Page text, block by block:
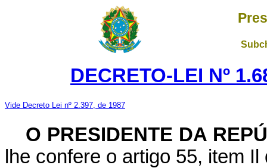
DECRETO-LEI Nº
Vide Decreto Lei nº 2.397, de 1987
O PRESIDENTE DA
lhe confere o artigo 55, item